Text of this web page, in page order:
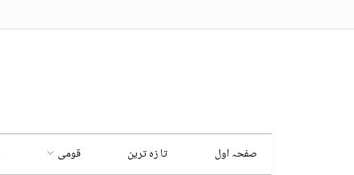
صفحہ اول تا زہ ترین قومی